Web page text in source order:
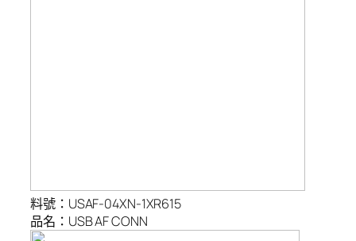
料號：USAF-04XN-1XR615
品名：USB AF CONN